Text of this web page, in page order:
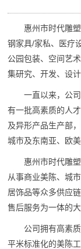
惠州市时代雕塑
钢家具/家私、医疗
公园包装、空间艺
集研究、开发、设
一直以来，公司
有一批高素质的人
及异形产品生产部
城市及东南亚、欧美
惠州市时代雕塑
从事商业美陈、城
居饰品等众多供应
售后服务为一体的
公司拥有高素质
平米标准化的美陈